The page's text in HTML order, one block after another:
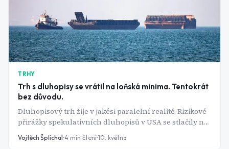
TRHY
Trh s dluhopisy se vrátil na loňská minima. Tentokrát
bez důvodu.
Dluhopisový trh žije v jakési paralelní realitě. Rizikové
přirážky spekulativních dluhopisů v USA se stlačily na
330 bazických bodů a v eurozóně dokonce na 280 bodů -
přitom Hormuzský průliv, kudy proteče zhruba pětina
Vojtěch Šplíchal 4 min čtení 10. května